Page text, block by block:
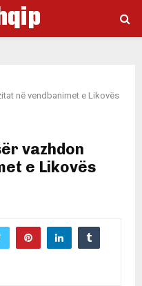
në vendbanimet e Likovës
vazhdon
e Likovës